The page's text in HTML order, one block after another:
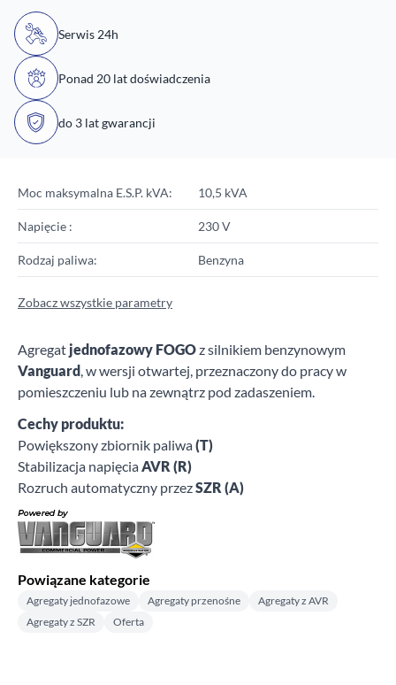
Serwis 24h
Ponad 20 lat doświadczenia
do 3 lat gwarancji
Moc maksymalna E.S.P. kVA: 10,5 kVA
Napięcie : 230 V
Rodzaj paliwa: Benzyna
Zobacz wszystkie parametry
Agregatjednofazowy FOGOz silnikiem benzynowym
Vanguard, w wersji otwartej, przeznaczony do pracy w
pomieszczeniu lub na zewnątrz pod zadaszeniem.
Cechy produktu:
Powiększony zbiornik paliwa(T)
Stabilizacja napięciaAVR (R)
Rozruch automatyczny przezSZR (A)
Powiązane kategorie
Agregaty jednofazowe Agregaty przenośne
Agregaty z AVR
Agregaty z SZR
Oferta